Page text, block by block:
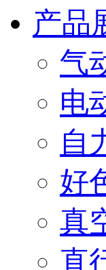
产品
气
电
自
好
真
直